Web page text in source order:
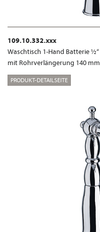
109.10.332.xxx
Waschtisch 1-Hand Batterie ½“
mit Rohrverlängerung 140 mm
PRODUKT-DETAILSEITE